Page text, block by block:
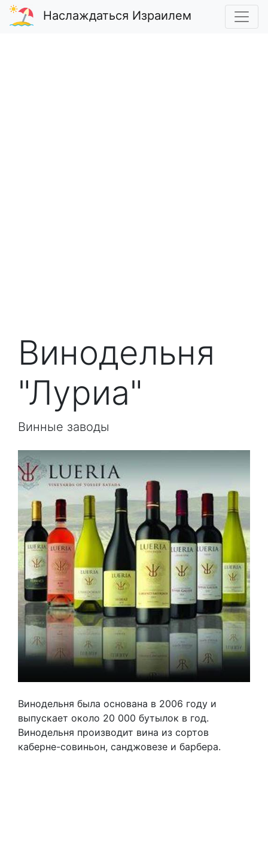
Наслаждаться Израилем
Винодельня
"Луриа"
Винные заводы
Винодельня была основана в 2006 году и
выпускает около 20 000 бутылок в год.
Винодельня производит вина из сортов
каберне-совиньон, санджовезе и барбера.